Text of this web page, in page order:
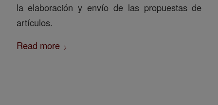
la elaboración y envío de las propuestas de
artículos.
Read more